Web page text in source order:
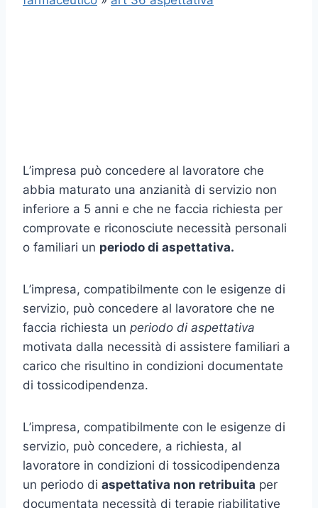
L’impresa può concedere al lavoratore che
abbia maturato una anzianità di servizio non
inferiore a 5 anni e che ne faccia richiesta per
comprovate e riconosciute necessità personali
o familiari un periodo di aspettativa.
L’impresa, compatibilmente con le esigenze di
servizio, può concedere al lavoratore che ne
faccia richiesta un periodo di aspettativa
motivata dalla necessità di assistere familiari a
carico che risultino in condizioni documentate
di tossicodipendenza.
L’impresa, compatibilmente con le esigenze di
servizio, può concedere, a richiesta, al
lavoratore in condizioni di tossicodipendenza
un periodo di aspettativa non retribuita per
documentata necessità di terapie riabilitative